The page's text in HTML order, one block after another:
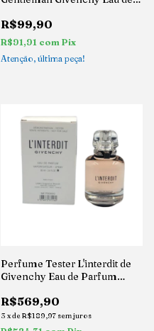
R$99,90
R$91,91 com Pix
Atenção, última peça!
Perfume Tester L'interdit de
Givenchy Eau de Parfum
R$569,90
3 xdeR$189,97 sem juros